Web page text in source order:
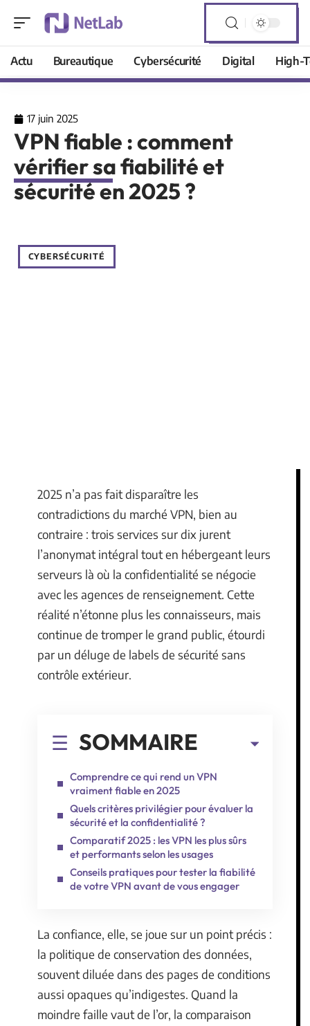
Actu Bureautique Cybersécurité Digital High-
17 juin 2025
VPN fiable : comment
vérifier sa fiabilité et
sécurité en 2025 ?
CYBERSÉCURITÉ
2025 n’a pas fait disparaître les
contradictions du marché VPN, bien au
contraire : trois services sur dix jurent
l’anonymat intégral tout en hébergeant leurs
serveurs là où la confidentialité se négocie
avec les agences de renseignement. Cette
réalité n’étonne plus les connaisseurs, mais
continue de tromper le grand public, étourdi
par un déluge de labels de sécurité sans
contrôle extérieur.
SOMMAIRE
Comprendre ce qui rend un VPN
vraiment fiable en 2025
Quels critères privilégier pour évaluer la
sécurité et la confidentialité ?
Comparatif 2025 : les VPN les plus sûrs
et performants selon les usages
Conseils pratiques pour tester la fiabilité
de votre VPN avant de vous engager
La confiance, elle, se joue sur un point précis :
la politique de conservation des données,
souvent diluée dans des pages de conditions
aussi opaques qu’indigestes. Quand la
moindre faille vaut de l’or, la comparaison